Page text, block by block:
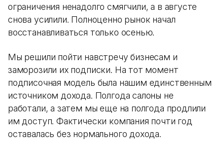
ограничения ненадолго смягчили, а в августе
снова усилили. Полноценно рынок начал
восстанавливаться только осенью.
Мы решили пойти навстречу бизнесам и
заморозили их подписки. На тот момент
подписочная модель была нашим единственным
источником дохода. Полгода салоны не
работали, а затем мы еще на полгода продлили
им доступ. Фактически компания почти год
оставалась без нормального дохода.